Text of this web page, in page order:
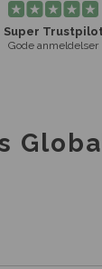
Super
Gode anmeldelser